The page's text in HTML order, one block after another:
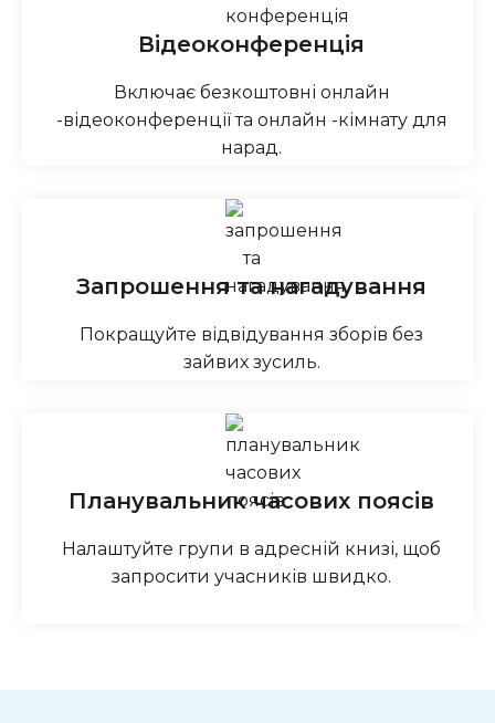
Відеоконференція
Включає безкоштовні онлайн
-відеоконференції та онлайн -кімнату для
нарад.
Запрошення та нагадування
Покращуйте відвідування зборів без
зайвих зусиль.
Планувальник часових поясів
Налаштуйте групи в адресній книзі, щоб
запросити учасників швидко.